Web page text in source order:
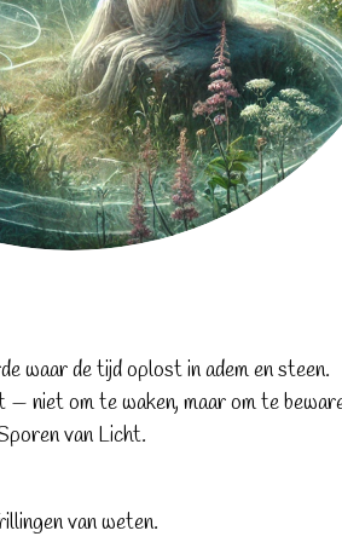
waar de tijd oplost in adem en steen.
niet om te waken, maar om te
van Licht.
van weten.